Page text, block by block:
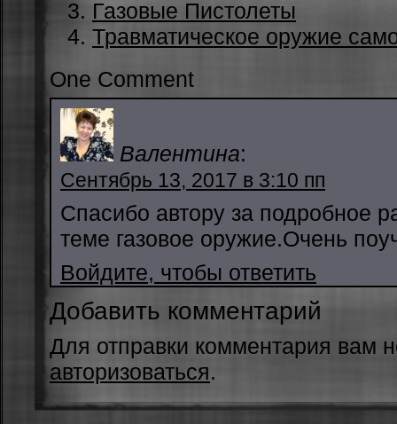
Газовые Пистолеты
Травматическое оружие
One Comment
Валентина:
Сентябрь 13, 2017 в 3:10 пп
Спасибо автору за подробное
теме газовое оружие.Очень
Войдите, чтобы ответить
Добавить комментарий
Для отправки комментария вам
авторизоваться.